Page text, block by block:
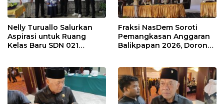
Nelly Turuallo Salurkan
Aspirasi untuk Ruang
Kelas Baru SDN 021
Fraksi NasDem Soroti
Pemangkasan Anggaran
Balikpapan 2026, Dorong